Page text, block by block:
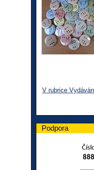
V rubrice
Podpora